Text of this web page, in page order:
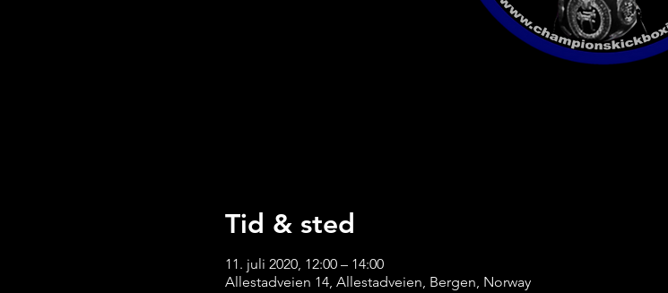
Tid & sted
11. juli 2020, 12:00 – 14:00
Allestadveien 14, Allestadveien, Bergen, Norway